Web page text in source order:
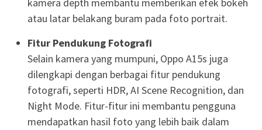
kamera depth membantu memberikan efek bokeh
atau latar belakang buram pada foto portrait.
Fitur Pendukung Fotografi
Selain kamera yang mumpuni, Oppo A15s juga
dilengkapi dengan berbagai fitur pendukung
fotografi, seperti HDR, AI Scene Recognition, dan
Night Mode. Fitur-fitur ini membantu pengguna
mendapatkan hasil foto yang lebih baik dalam